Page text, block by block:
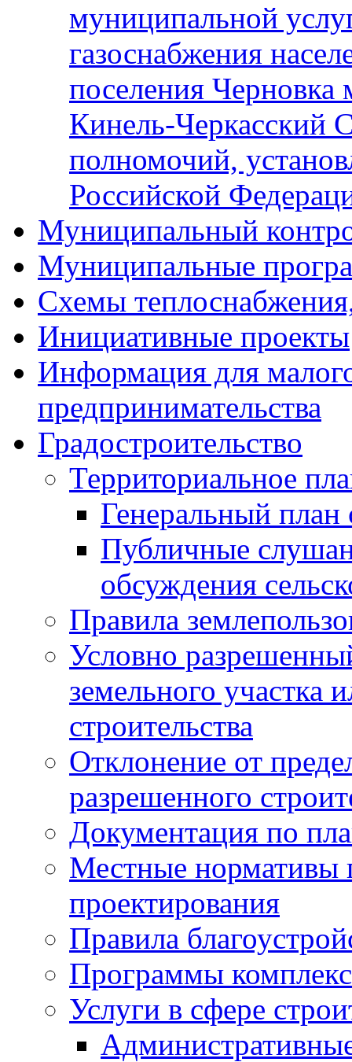
муниципальной
газоснабжения
поселения Черновка
Кинель-Черкасский
полномочий,
Российской
Муниципальный
Муниципальные
Схемы
Инициативные проекты
Информация для
предпринимательства
Градостроительство
Территориальное
Генеральный план
Публичные
обсуждения
Правила
Условно
земельного участка
строительства
Отклонение от
разрешенного
Документация по
Местные нормативы
проектирования
Правила
Программы
Услуги в сфере